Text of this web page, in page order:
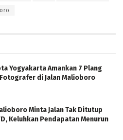
Yogyakarta Amankan 7 Plang
di Jalan Malioboro
Minta Jalan Tak Ditutup
Keluhkan Pendapatan Menurun